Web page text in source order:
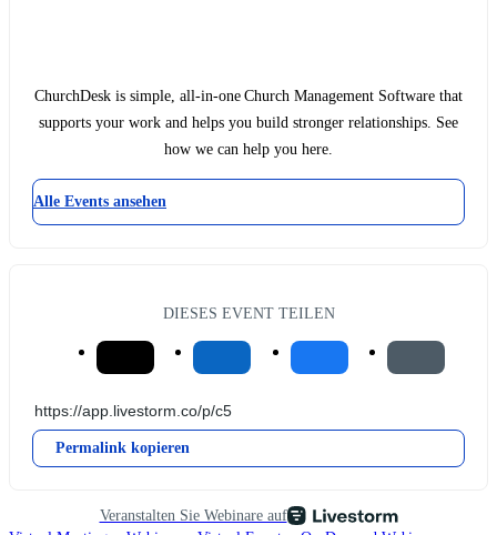
ChurchDesk is simple, all-in-one Church Management Software that
supports your work and helps you build stronger relationships. See
how we can help you here.
Alle Events ansehen
DIESES EVENT TEILEN
Permalink kopieren
Veranstalten Sie Webinare auf